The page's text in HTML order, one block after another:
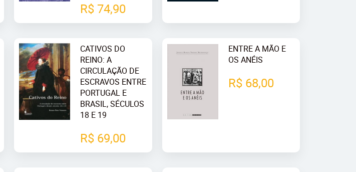
R$ 74,90
CATIVOS DO
REINO: A
CIRCULAÇÃO DE
ESCRAVOS ENTRE
PORTUGAL E
BRASIL, SÉCULOS
18 E 19
R$ 69,00
ENTRE A MÃO E
OS ANÉIS
R$ 68,00